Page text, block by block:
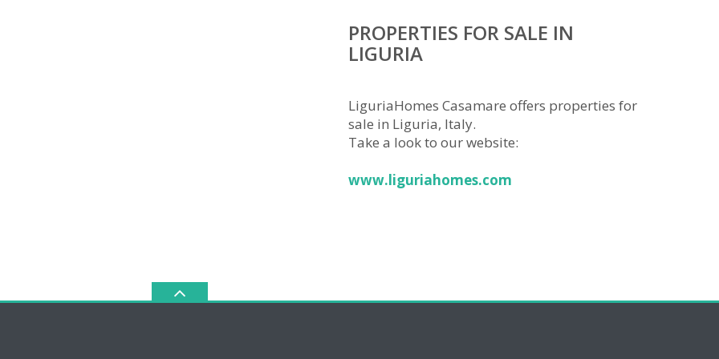
PROPERTIES FOR SALE IN
LIGURIA
LiguriaHomes Casamare offers properties for
sale in Liguria, Italy.
Take a look to our website:
www.liguriahomes.com